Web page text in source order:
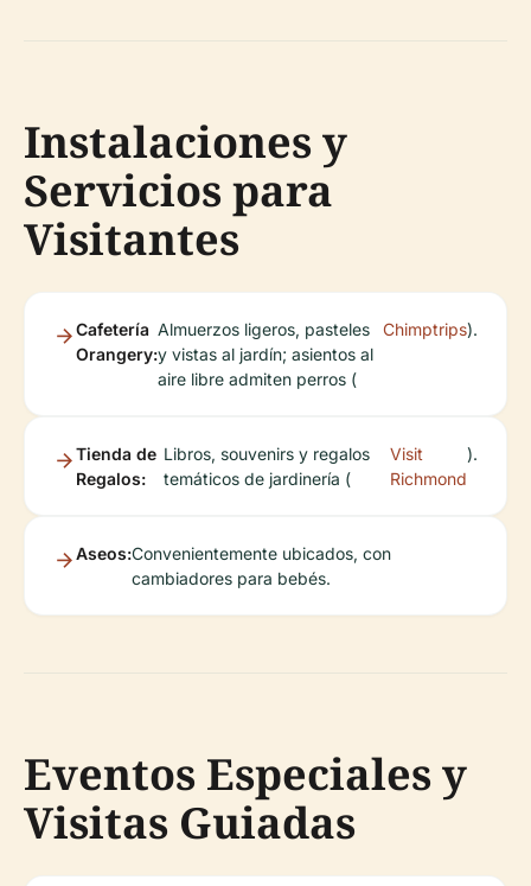
Instalaciones y
Servicios para
Visitantes
Cafetería
Orangery:
Almuerzos ligeros, pasteles
y vistas al jardín; asientos al
aire libre admiten perros (
Chimptrips).
Tienda de
Regalos:
Libros, souvenirs y regalos
temáticos de jardinería (
Visit
Richmond
).
Aseos:Convenientemente ubicados, con
cambiadores para bebés.
Eventos Especiales y
Visitas Guiadas